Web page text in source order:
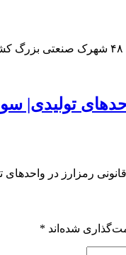
تولیدی|
رمزارز در واحدهای
شده‌اند *